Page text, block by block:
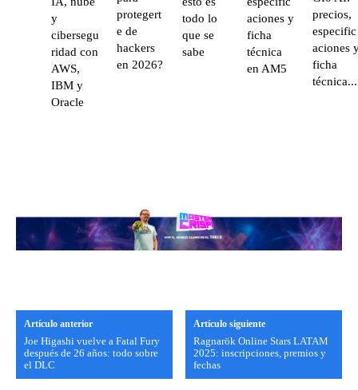
y
cibersegu
ridad con
AWS,
IBM y
Oracle
protegert
e de
hackers
en 2026?
todo lo
que se
sabe
aciones y
ficha
técnica
en AM5
precios,
especific
aciones
ficha
técnica...
Artículo anterior
Joe Higashi vuelve a Fatal Fury
después de 26 años: todo sobre
el DLC
Artículo siguiente
Ragnarök Online Stars LATAM
2025: inscripciones, premios y
fechas